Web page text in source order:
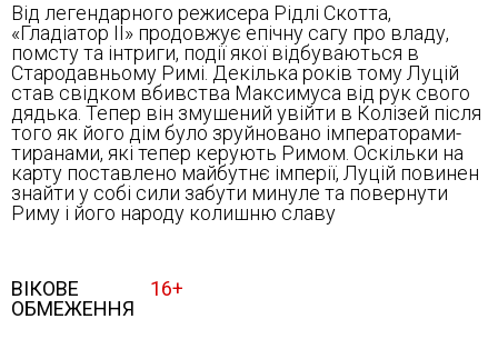
Від легендарного режисера Рідлі Скотта,
«Гладіатор II» продовжує епічну сагу про владу,
помсту та інтриги, події якої відбуваються в
Стародавньому Римі. Декілька років тому Луцій
став свідком вбивства Максимуса від рук свого
дядька. Тепер він змушений увійти в Колізей після
того як його дім було зруйновано імператорами-
тиранами, які тепер керують Римом. Оскільки на
карту поставлено майбутнє імперії, Луцій повинен
знайти у собі сили забути минуле та повернути
Риму і його народу колишню славу
ВІКОВЕ
ОБМЕЖЕННЯ
16+